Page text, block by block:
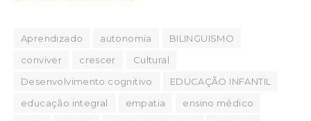
Aprendizado autonomia
BILINGUISMO
conviver
crescer
Cultural
Desenvolvimento cognitivo
EDUCAÇÃO INFANTIL
educação integral
empatia
ensino médico